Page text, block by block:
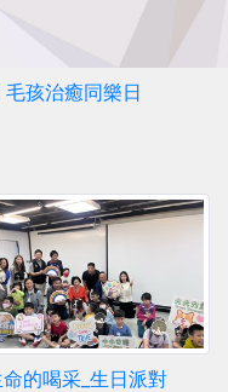
孩治癒同樂日
的喝采_生日派對